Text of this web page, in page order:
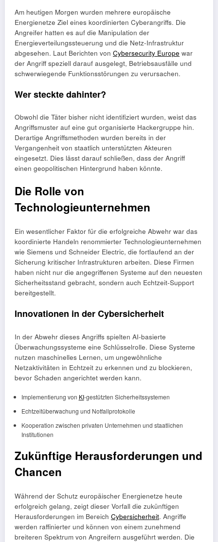
Am heutigen Morgen wurden mehrere europäische
Energienetze Ziel eines koordinierten Cyberangriffs. Die
Angreifer hatten es auf die Manipulation der
Energieverteilungssteuerung und die Netz-Infrastruktur
abgesehen. Laut Berichten von Cybersecurity Europe war
der Angriff speziell darauf ausgelegt, Betriebsausfälle und
schwerwiegende Funktionsstörungen zu verursachen.
Wer steckte dahinter?
Obwohl die Täter bisher nicht identifiziert wurden, weist das
Angriffsmuster auf eine gut organisierte Hackergruppe hin.
Derartige Angriffsmethoden wurden bereits in der
Vergangenheit von staatlich unterstützten Akteuren
eingesetzt. Dies lässt darauf schließen, dass der Angriff
einen geopolitischen Hintergrund haben könnte.
Die Rolle von
Technologieunternehmen
Ein wesentlicher Faktor für die erfolgreiche Abwehr war das
koordinierte Handeln renommierter Technologieunternehmen
wie Siemens und Schneider Electric, die fortlaufend an der
Sicherung kritischer Infrastrukturen arbeiten. Diese Firmen
haben nicht nur die angegriffenen Systeme auf den neuesten
Sicherheitsstand gebracht, sondern auch Echtzeit-Support
bereitgestellt.
Innovationen in der Cybersicherheit
In der Abwehr dieses Angriffs spielten AI-basierte
Überwachungssysteme eine Schlüsselrolle. Diese Systeme
nutzen maschinelles Lernen, um ungewöhnliche
Netzaktivitäten in Echtzeit zu erkennen und zu blockieren,
bevor Schaden angerichtet werden kann.
Implementierung von KI-gestützten Sicherheitssystemen
Echtzeitüberwachung und Notfallprotokolle
Kooperation zwischen privaten Unternehmen und staatlichen
Institutionen
Zukünftige Herausforderungen und
Chancen
Während der Schutz europäischer Energienetze heute
erfolgreich gelang, zeigt dieser Vorfall die zukünftigen
Herausforderungen im Bereich Cybersicherheit. Angriffe
werden raffinierter und können von einem zunehmend
breiteren Spektrum von Angreifern ausgeführt werden. Die